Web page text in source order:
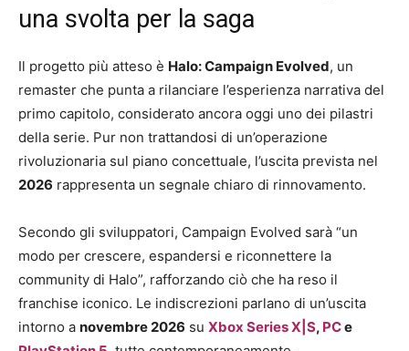
una svolta per la saga
Il progetto più atteso è Halo: Campaign Evolved, un
remaster che punta a rilanciare l’esperienza narrativa del
primo capitolo, considerato ancora oggi uno dei pilastri
della serie. Pur non trattandosi di un’operazione
rivoluzionaria sul piano concettuale, l’uscita prevista nel
2026 rappresenta un segnale chiaro di rinnovamento.
Secondo gli sviluppatori, Campaign Evolved sarà “un
modo per crescere, espandersi e riconnettere la
community di Halo”, rafforzando ciò che ha reso il
franchise iconico. Le indiscrezioni parlano di un’uscita
intorno a novembre 2026 su Xbox Series X|S, PCe